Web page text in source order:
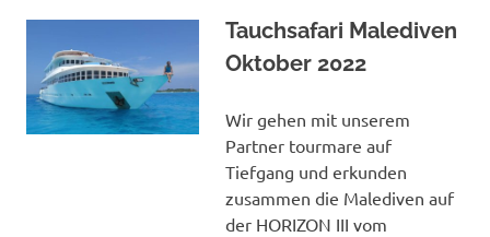
Tauchsafari Malediven
Oktober 2022
Wir gehen mit unserem
Partner tourmare auf
Tiefgang und erkunden
zusammen die Malediven auf
der HORIZON III vom